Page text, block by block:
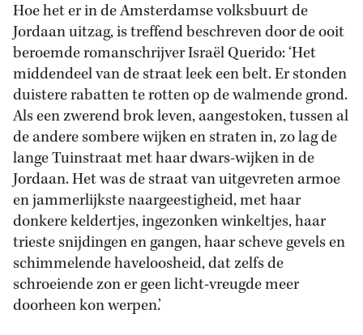
Hoe het er in de Amsterdamse volksbuurt de
Jordaan uitzag, is treffend beschreven door de ooit
beroemde romanschrijver Israël Querido: ‘Het
middendeel van de straat leek een belt. Er stonden
duistere rabatten te rotten op de walmende grond.
Als een zwerend brok leven, aangestoken, tussen al
de andere sombere wijken en straten in, zo lag de
lange Tuinstraat met haar dwars-wijken in de
Jordaan. Het was de straat van uitgevreten armoe
en jammerlijkste naargeestigheid, met haar
donkere keldertjes, ingezonken winkeltjes, haar
trieste snijdingen en gangen, haar scheve gevels en
schimmelende haveloosheid, dat zelfs de
schroeiende zon er geen licht-vreugde meer
doorheen kon werpen.’